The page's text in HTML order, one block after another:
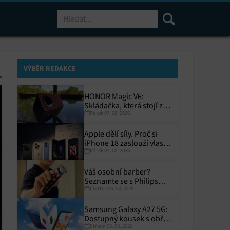
VÝBĚR REDAKCE
HONOR Magic V6:
Skládačka, která stojí za
toPátek 07. 08. 2026
Apple dělí síly. Proč si
iPhone 18 zaslouží vlastní
termín?
Pátek 07. 08. 2026
Váš osobní barber?
Seznamte se s Philips
i9000 Prestige Ultra
Čtvrtek 06. 08. 2026
Samsung Galaxy A27 5G:
Dostupný kousek s obřím
displejem
Středa 05. 08. 2026